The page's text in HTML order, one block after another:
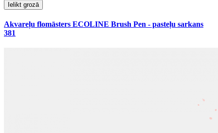
Ielikt grozā
Akvareļu flomāsters ECOLINE Brush Pen - pasteļu sarkans
381